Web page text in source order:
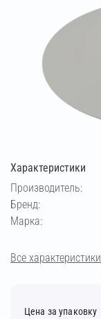
Характеристики
Производитель:
Бренд:
Марка:
Все характеристики
Цена за упаковку